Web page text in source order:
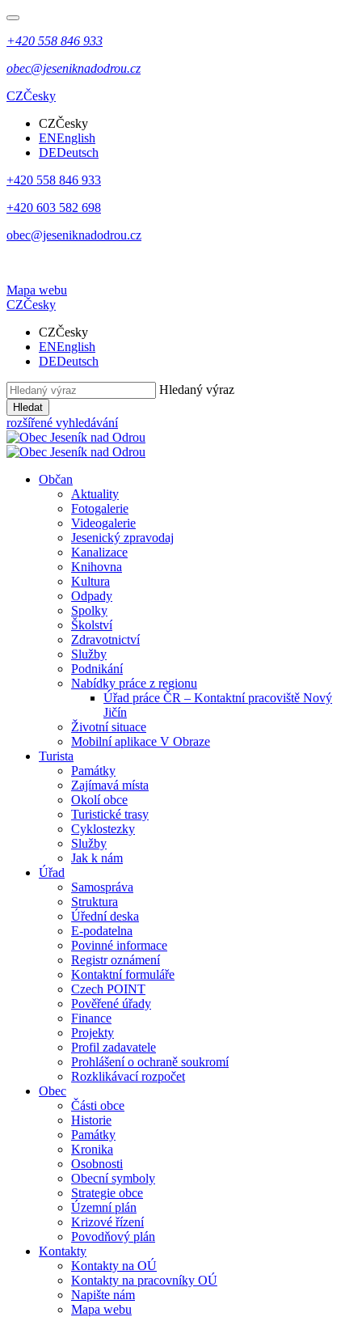
+420 558 846 933
obec@jeseniknadodrou.cz
CZČesky
CZČesky
ENEnglish
DEDeutsch
+420 558 846 933
+420 603 582 698
obec@jeseniknadodrou.cz
Mapa webu
CZČesky
CZČesky
ENEnglish
DEDeutsch
Hledaný výraz
Hledat
rozšířené vyhledávání
Občan
Aktuality
Fotogalerie
Videogalerie
Jesenický zpravodaj
Kanalizace
Knihovna
Kultura
Odpady
Spolky
Školství
Zdravotnictví
Služby
Podnikání
Nabídky práce z regionu
Úřad práce ČR – Kontaktní pracoviště Nový
Jičín
Životní situace
Mobilní aplikace V Obraze
Turista
Památky
Zajímavá místa
Okolí obce
Turistické trasy
Cyklostezky
Služby
Jak k nám
Úřad
Samospráva
Struktura
Úřední deska
E-podatelna
Povinné informace
Registr oznámení
Kontaktní formuláře
Czech POINT
Pověřené úřady
Finance
Projekty
Profil zadavatele
Prohlášení o ochraně soukromí
Rozklikávací rozpočet
Obec
Části obce
Historie
Památky
Kronika
Osobnosti
Obecní symboly
Strategie obce
Územní plán
Krizové řízení
Povodňový plán
Kontakty
Kontakty na OÚ
Kontakty na pracovníky OÚ
Napište nám
Mapa webu